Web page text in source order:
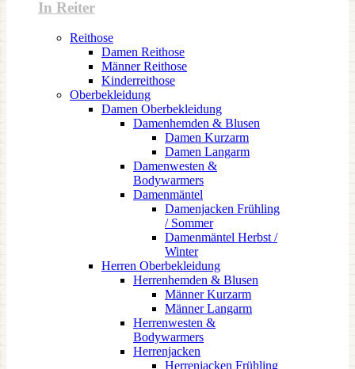
In Reiter
Reithose
Damen Reithose
Männer Reithose
Kinderreithose
Oberbekleidung
Damen Oberbekleidung
Damenhemden & Blusen
Damen Kurzarm
Damen Langarm
Damenwesten &
Bodywarmers
Damenmäntel
Damenjacken Frühling
/ Sommer
Damenmäntel Herbst /
Winter
Herren Oberbekleidung
Herrenhemden & Blusen
Männer Kurzarm
Männer Langarm
Herrenwesten &
Bodywarmers
Herrenjacken
Herrenjacken Frühling